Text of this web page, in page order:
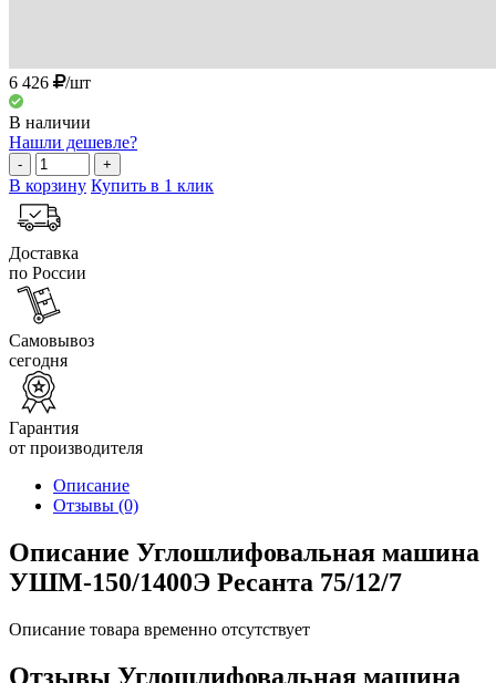
6 426 /шт
В наличии
Нашли дешевле?
- +
В корзину Купить в 1 клик
Доставка
по России
Самовывоз
сегодня
Гарантия
от производителя
Описание
Отзывы (0)
Описание Углошлифовальная машина
УШМ-150/1400Э Ресанта 75/12/7
Описание товара временно отсутствует
Отзывы Углошлифовальная машина